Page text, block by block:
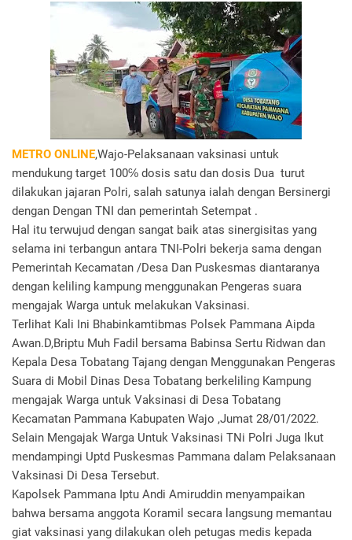
METRO ONLINE,Wajo-Pelaksanaan vaksinasi untuk
mendukung target 100℅ dosis satu dan dosis Dua turut
dilakukan jajaran Polri, salah satunya ialah dengan Bersinergi
dengan Dengan TNI dan pemerintah Setempat .
Hal itu terwujud dengan sangat baik atas sinergisitas yang
selama ini terbangun antara TNI-Polri bekerja sama dengan
Pemerintah Kecamatan /Desa Dan Puskesmas diantaranya
dengan keliling kampung menggunakan Pengeras suara
mengajak Warga untuk melakukan Vaksinasi.
Terlihat Kali Ini Bhabinkamtibmas Polsek Pammana Aipda
Awan.D,Briptu Muh Fadil bersama Babinsa Sertu Ridwan dan
Kepala Desa Tobatang Tajang dengan Menggunakan Pengeras
Suara di Mobil Dinas Desa Tobatang berkeliling Kampung
mengajak Warga untuk Vaksinasi di Desa Tobatang
Kecamatan Pammana Kabupaten Wajo ,Jumat 28/01/2022.
Selain Mengajak Warga Untuk Vaksinasi TNi Polri Juga Ikut
mendampingi Uptd Puskesmas Pammana dalam Pelaksanaan
Vaksinasi Di Desa Tersebut.
Kapolsek Pammana Iptu Andi Amiruddin menyampaikan
bahwa bersama anggota Koramil secara langsung memantau
giat vaksinasi yang dilakukan oleh petugas medis kepada